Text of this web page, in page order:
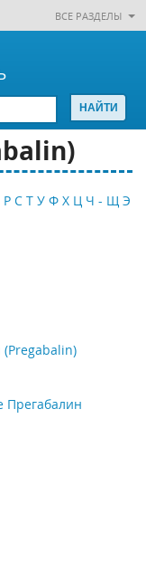
ВСЕ РАЗДЕЛЫ
Р С Т У Ф Х Ц Ч - Щ Э
Прегабалин